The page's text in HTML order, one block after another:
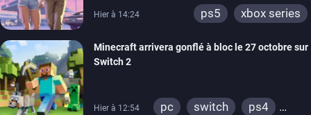
Hier à 14:24 ps5 xbox series
Minecraft arrivera gonflé à bloc le 27 octobre sur
Switch 2
Hier à 12:54 pc switch
ps4